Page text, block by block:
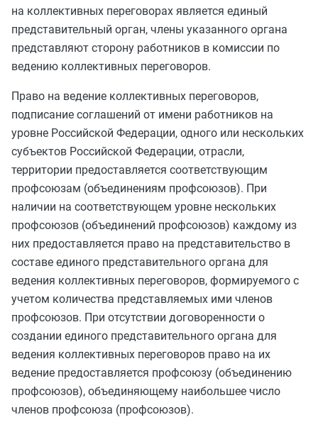
на коллективных переговорах является единый
представительный орган, члены указанного органа
представляют сторону работников в комиссии по
ведению коллективных переговоров.
Право на ведение коллективных переговоров,
подписание соглашений от имени работников на
уровне Российской Федерации, одного или нескольких
субъектов Российской Федерации, отрасли,
территории предоставляется соответствующим
профсоюзам (объединениям профсоюзов). При
наличии на соответствующем уровне нескольких
профсоюзов (объединений профсоюзов) каждому из
них предоставляется право на представительство в
составе единого представительного органа для
ведения коллективных переговоров, формируемого с
учетом количества представляемых ими членов
профсоюзов. При отсутствии договоренности о
создании единого представительного органа для
ведения коллективных переговоров право на их
ведение предоставляется профсоюзу (объединению
профсоюзов), объединяющему наибольшее число
членов профсоюза (профсоюзов).